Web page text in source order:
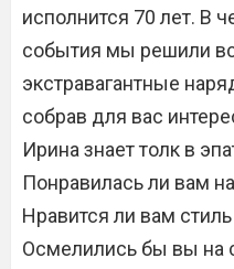
исполнится 70 лет. В
события мы решили
экстравагантные
собрав для вас
Ирина знает толк в
Понравилась ли вам
Нравится ли вам
Осмелились бы вы на